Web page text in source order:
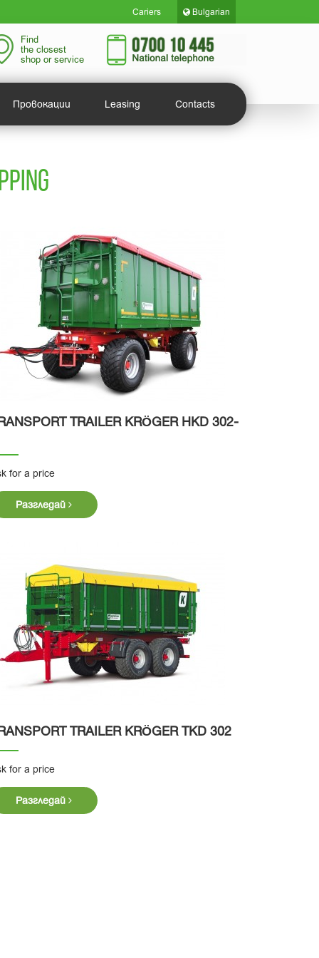
Cariers Bulgarian
Find
the closest
shop or service
Провокации Leasing Contacts
TRAILER KRӦGER HKD 302-
for a price
Разгледай
TRAILER KRӦGER TKD 302
for a price
Разгледай